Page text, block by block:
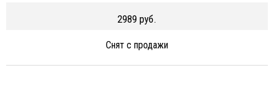
2989 руб.
Снят с продажи